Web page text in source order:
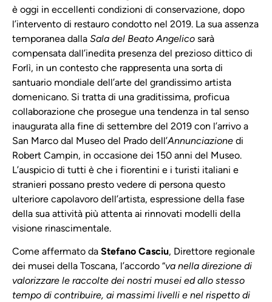
è oggi in eccellenti condizioni di conservazione, dopo
l’intervento di restauro condotto nel 2019. La sua assenza
temporanea dalla Sala del Beato Angelico sarà
compensata dall’inedita presenza del prezioso dittico di
Forlì, in un contesto che rappresenta una sorta di
santuario mondiale dell’arte del grandissimo artista
domenicano. Si tratta di una graditissima, proficua
collaborazione che prosegue una tendenza in tal senso
inaugurata alla fine di settembre del 2019 con l’arrivo a
San Marco dal Museo del Prado dell’Annunciazione di
Robert Campin, in occasione dei 150 anni del Museo.
L’auspicio di tutti è che i fiorentini e i turisti italiani e
stranieri possano presto vedere di persona questo
ulteriore capolavoro dell’artista, espressione della fase
della sua attività più attenta ai rinnovati modelli della
visione rinascimentale.
Come affermato da Stefano Casciu, Direttore regionale
dei musei della Toscana, l’accordo “va nella direzione di
valorizzare le raccolte dei nostri musei ed allo stesso
tempo di contribuire, ai massimi livelli e nel rispetto di